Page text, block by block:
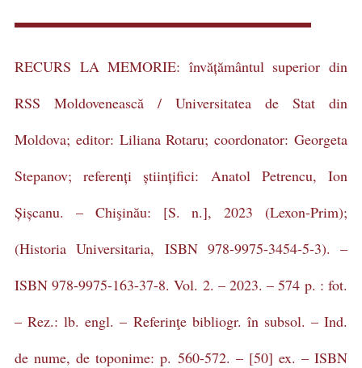
RECURS LA MEMORIE: învățământul superior din
RSS Moldovenească / Universitatea de Stat din
Moldova; editor: Liliana Rotaru; coordonator: Georgeta
Stepanov; referenți științifici: Anatol Petrencu, Ion
Șișcanu. – Chişinău: [S. n.], 2023 (Lexon-Prim);
(Historia Universitaria, ISBN 978-9975-3454-5-3). –
ISBN 978-9975-163-37-8. Vol. 2. – 2023. – 574 p. : fot.
– Rez.: lb. engl. – Referinţe bibliogr. în subsol. – Ind.
de nume, de toponime: p. 560-572. – [50] ex. – ISBN